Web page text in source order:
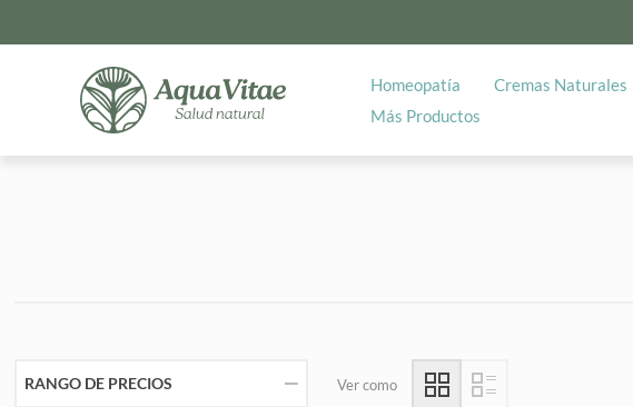
Homeopatía Cremas Naturales
Más Productos
Ver como
RANGO DE PRECIOS